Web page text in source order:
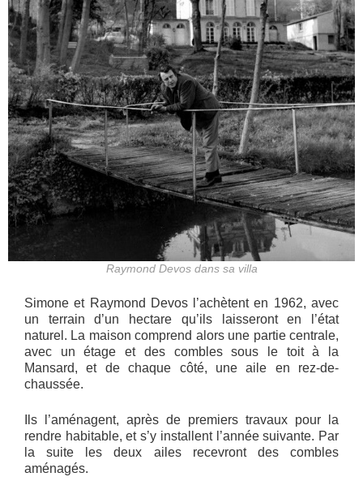
Raymond Devos dans sa villa
Simone et Raymond Devos l’achètent en 1962, avec
un terrain d’un hectare qu’ils laisseront en l’état
naturel. La maison comprend alors une partie centrale,
avec un étage et des combles sous le toit à la
Mansard, et de chaque côté, une aile en rez-de-
chaussée.
Ils l’aménagent, après de premiers travaux pour la
rendre habitable, et s’y installent l’année suivante. Par
la suite les deux ailes recevront des combles
aménagés.